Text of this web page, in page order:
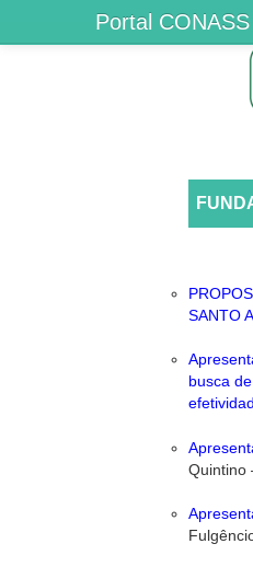
Portal CONASS
SANTO
busca
Quintino